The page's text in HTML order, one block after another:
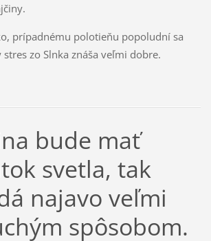
prípadnému polotieňu popoludní sa
zo Slnka znáša veľmi dobre.
bude mať
svetla, tak
najavo veľmi
spôsobom.